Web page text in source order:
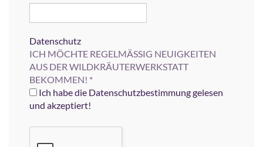
Datenschutz
ICH MÖCHTE REGELMÄSSIG NEUIGKEITEN
AUS DER WILDKRÄUTERWERKSTATT
BEKOMMEN! *
Ich habe die Datenschutzbestimmung gelesen
und akzeptiert!